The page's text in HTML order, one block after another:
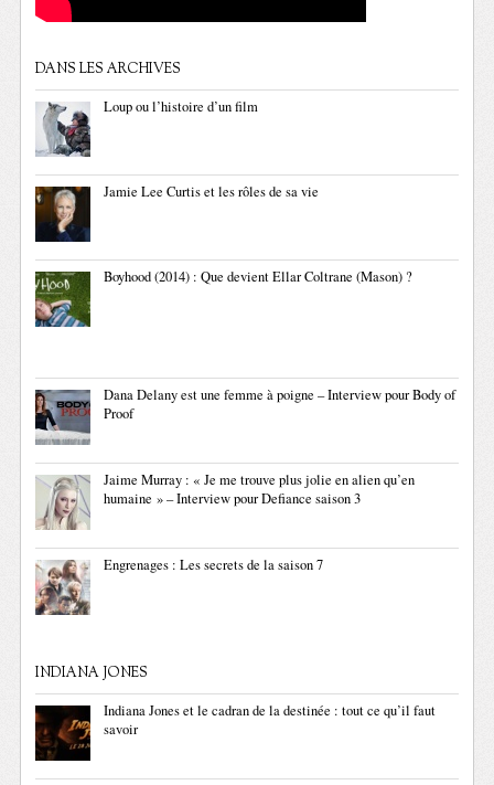
DANS LES ARCHIVES
Loup ou l’histoire d’un film
Jamie Lee Curtis et les rôles de sa vie
Boyhood (2014) : Que devient Ellar Coltrane (Mason) ?
Dana Delany est une femme à poigne – Interview pour Body of
Proof
Jaime Murray : « Je me trouve plus jolie en alien qu’en
humaine » – Interview pour Defiance saison 3
Engrenages : Les secrets de la saison 7
INDIANA JONES
Indiana Jones et le cadran de la destinée : tout ce qu’il faut
savoir